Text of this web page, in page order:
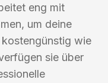
eng mit
um deine
wie
sie über